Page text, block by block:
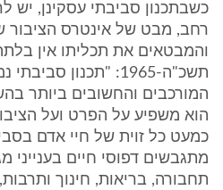
כשבתכנון סביבתי עסקינן,
רחב, מבט של אינטרס הציבור
והמבטאים את תכליתו אין
תשכ"ה-1965: "תכנון
המורכבים והחשובים ביותר
הוא משפיע על הפרט ועל
כמעט כל זוית של חיי אדם
מתגבשים דפוסי חיים בענייני
תחבורה, בריאות, חינוך